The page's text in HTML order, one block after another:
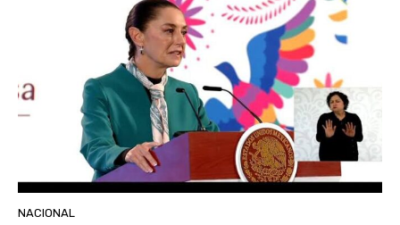
NACIONAL